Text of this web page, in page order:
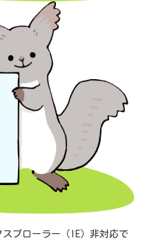
プローラー（IE）非対応で